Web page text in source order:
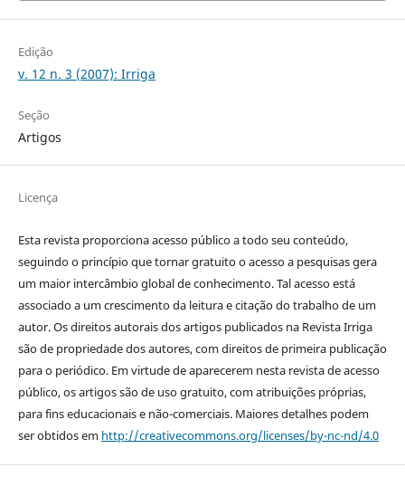
Edição
v. 12 n. 3 (2007): Irriga
Seção
Artigos
Licença
Esta revista proporciona acesso público a todo seu conteúdo,
seguindo o princípio que tornar gratuito o acesso a pesquisas gera
um maior intercâmbio global de conhecimento. Tal acesso está
associado a um crescimento da leitura e citação do trabalho de um
autor. Os direitos autorais dos artigos publicados na Revista Irriga
são de propriedade dos autores, com direitos de primeira publicação
para o periódico. Em virtude de aparecerem nesta revista de acesso
público, os artigos são de uso gratuito, com atribuições próprias,
para fins educacionais e não-comerciais. Maiores detalhes podem
ser obtidos em http://creativecommons.org/licenses/by-nc-nd/4.0